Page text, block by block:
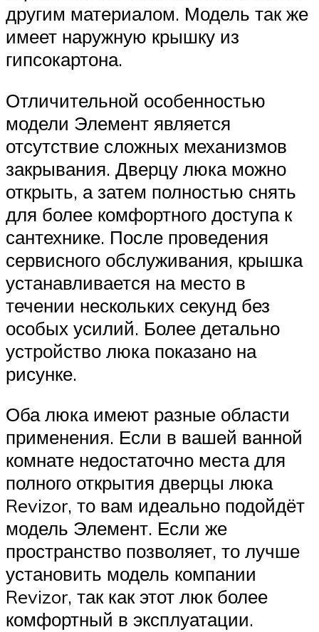
другим материалом. Модель так же
имеет наружную крышку из
гипсокартона.
Отличительной особенностью
модели Элемент является
отсутствие сложных механизмов
закрывания. Дверцу люка можно
открыть, а затем полностью снять
для более комфортного доступа к
сантехнике. После проведения
сервисного обслуживания, крышка
устанавливается на место в
течении нескольких секунд без
особых усилий. Более детально
устройство люка показано на
рисунке.
Оба люка имеют разные области
применения. Если в вашей ванной
комнате недостаточно места для
полного открытия дверцы люка
Revizor, то вам идеально подойдёт
модель Элемент. Если же
пространство позволяет, то лучше
установить модель компании
Revizor, так как этот люк более
комфортный в эксплуатации.